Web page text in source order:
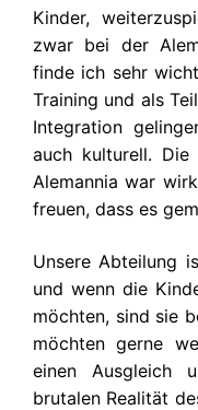
Kinder,
zwar bei der
finde ich sehr
Training und als
Integration
auch kulturell.
Alemannia war
freuen, dass es
Unsere Abteilung
und wenn die
möchten, sind sie
möchten gerne
einen Ausgleich
brutalen Realität